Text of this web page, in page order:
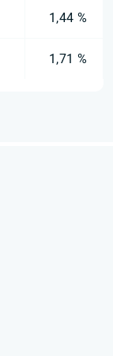
1,44 %
1,71 %